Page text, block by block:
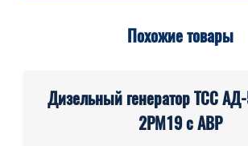
Похожие товары
Дизельный генератор ТСС
2РМ19 с АВР